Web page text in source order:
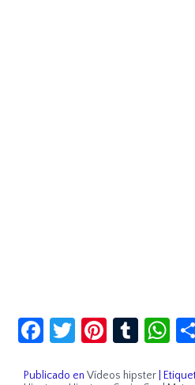
Facebook
Twitter
Publicado en Vídeos hipster |